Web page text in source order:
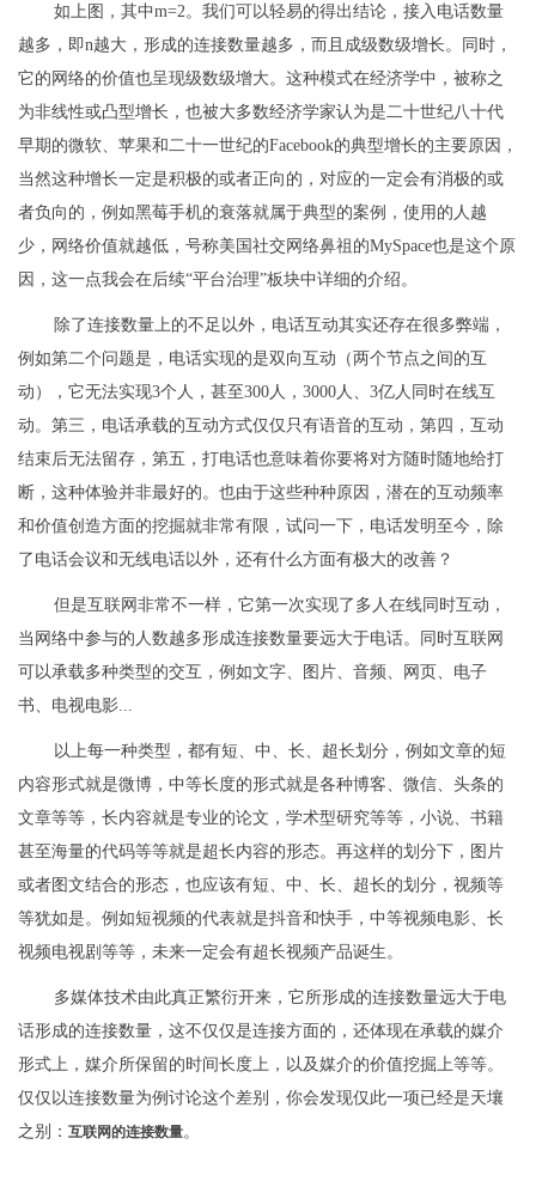
如上图，其中m=2。我们可以轻易的得出结论，接入电话数量
越多，即n越大，形成的连接数量越多，而且成级数级增长。同时，
它的网络的价值也呈现级数级增大。这种模式在经济学中，被称之
为非线性或凸型增长，也被大多数经济学家认为是二十世纪八十代
早期的微软、苹果和二十一世纪的Facebook的典型增长的主要原因，
当然这种增长一定是积极的或者正向的，对应的一定会有消极的或
者负向的，例如黑莓手机的衰落就属于典型的案例，使用的人越
少，网络价值就越低，号称美国社交网络鼻祖的MySpace也是这个原
因，这一点我会在后续“平台治理”板块中详细的介绍。
除了连接数量上的不足以外，电话互动其实还存在很多弊端，
例如第二个问题是，电话实现的是双向互动（两个节点之间的互
动），它无法实现3个人，甚至300人，3000人、3亿人同时在线互
动。第三，电话承载的互动方式仅仅只有语音的互动，第四，互动
结束后无法留存，第五，打电话也意味着你要将对方随时随地给打
断，这种体验并非最好的。也由于这些种种原因，潜在的互动频率
和价值创造方面的挖掘就非常有限，试问一下，电话发明至今，除
了电话会议和无线电话以外，还有什么方面有极大的改善？
但是互联网非常不一样，它第一次实现了多人在线同时互动，
当网络中参与的人数越多形成连接数量要远大于电话。同时互联网
可以承载多种类型的交互，例如文字、图片、音频、网页、电子
书、电视电影...
以上每一种类型，都有短、中、长、超长划分，例如文章的短
内容形式就是微博，中等长度的形式就是各种博客、微信、头条的
文章等等，长内容就是专业的论文，学术型研究等等，小说、书籍
甚至海量的代码等等就是超长内容的形态。再这样的划分下，图片
或者图文结合的形态，也应该有短、中、长、超长的划分，视频等
等犹如是。例如短视频的代表就是抖音和快手，中等视频电影、长
视频电视剧等等，未来一定会有超长视频产品诞生。
多媒体技术由此真正繁衍开来，它所形成的连接数量远大于电
话形成的连接数量，这不仅仅是连接方面的，还体现在承载的媒介
形式上，媒介所保留的时间长度上，以及媒介的价值挖掘上等等。
仅仅以连接数量为例讨论这个差别，你会发现仅此一项已经是天壤
之别： 互联网的连接数量。